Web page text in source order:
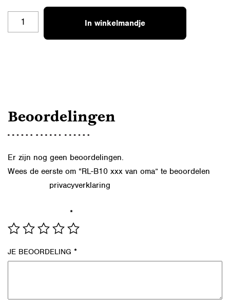
In winkelmandje
Beoordelingen
Er zijn nog geen beoordelingen.
Wees de eerste om “RL-B10 xxx van oma” te beoordelen
privacyverklaring
*
JE BEOORDELING *